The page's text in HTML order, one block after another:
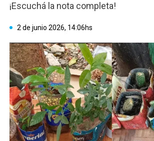
¡Escuchá la nota completa!
2 de junio 2026, 14:06hs